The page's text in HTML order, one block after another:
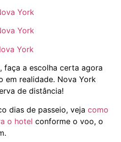
York
York
York
faça a escolha certa agora
em realidade. Nova York
de distância!
dias de passeio, veja como
o hotel conforme o voo, o